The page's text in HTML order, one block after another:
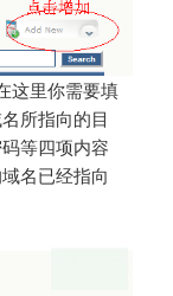
里你需要填
所指向的目
等四项内容
名已经指向